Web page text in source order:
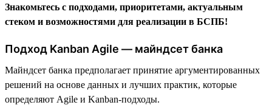
Знакомьтесь с подходами, приоритетами, актуальным
стеком и возможностями для реализации в БСПБ!
Подход Kanban Agile — майндсет банка
Майндсет банка предполагает принятие аргументированных
решений на основе данных и лучших практик, которые
определяют Agile и Kanban-подходы.